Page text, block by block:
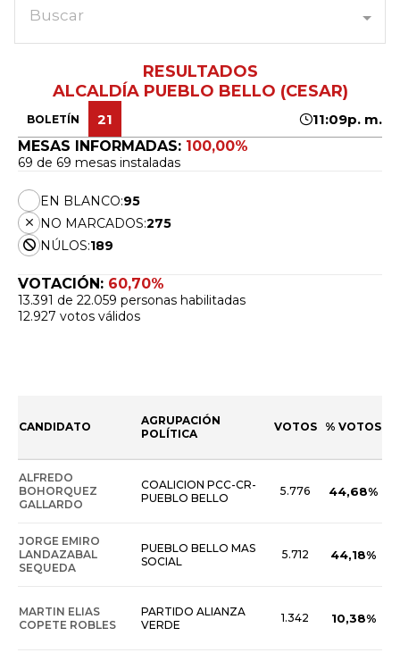
Buscar
RESULTADOS
ALCALDÍA PUEBLO BELLO (CESAR)
BOLETÍN 21
11:09p. m.
MESAS INFORMADAS: 100,00%
69 de 69 mesas instaladas
EN BLANCO:95
NO MARCADOS:275
NÚLOS:189
VOTACIÓN: 60,70%
13.391 de 22.059 personas habilitadas
12.927 votos válidos
CANDIDATO
AGRUPACIÓN
POLÍTICA
VOTOS % VOTOS
ALFREDO
BOHORQUEZ
GALLARDO
COALICION PCC-CR-
PUEBLO BELLO
5.776 44,68%
JORGE EMIRO
LANDAZABAL
SEQUEDA
PUEBLO BELLO MAS
SOCIAL
5.712 44,18%
MARTIN ELIAS
COPETE ROBLES
PARTIDO ALIANZA
VERDE
1.342 10,38%